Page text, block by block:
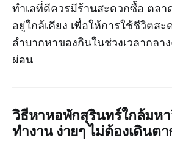
ทำเลที่ดีควรมีร้านสะดวกซื้อ ตลา
อยู่ใกล้เคียง เพื่อให้การใช้ชีวิตส
ลำบากหาของกินในช่วงเวลากล
ผ่อน
วิธีหาหอพักสุรินทร์ใกล้มห
ทำงาน ง่ายๆ ไม่ต้องเดินต